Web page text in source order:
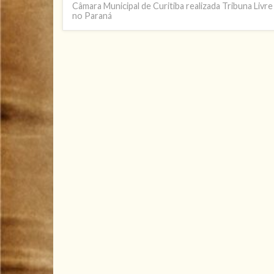
Câmara Municipal de Curitiba realizada Tribuna
no Paraná